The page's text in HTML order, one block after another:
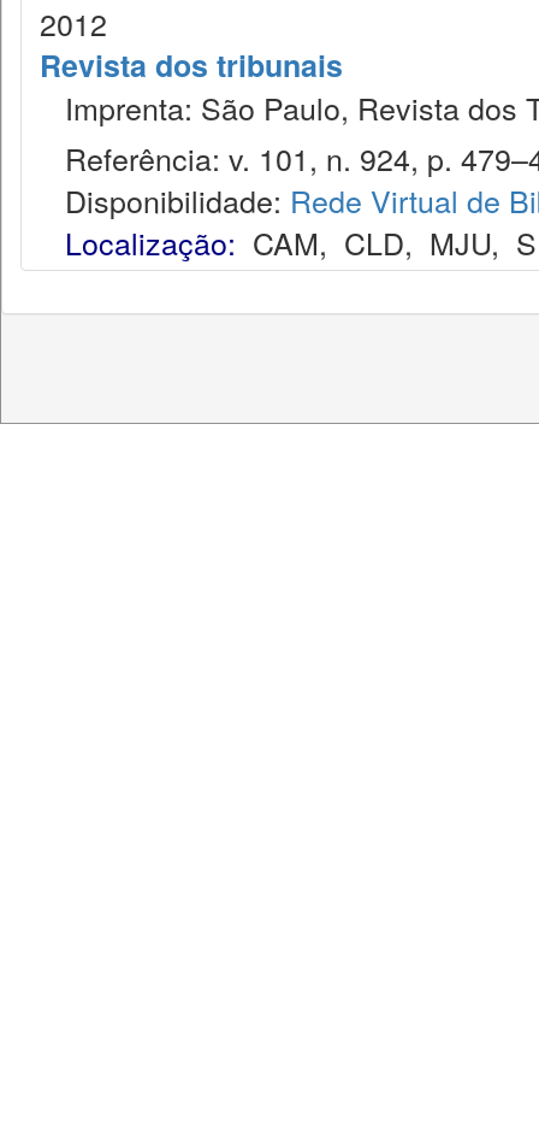
2012
Revista dos tribunais
Imprenta: São Paulo, Revista dos
Referência: v. 101, n. 924, p.
Disponibilidade: Rede Virtual de
Localização: CAM, CLD, MJU,